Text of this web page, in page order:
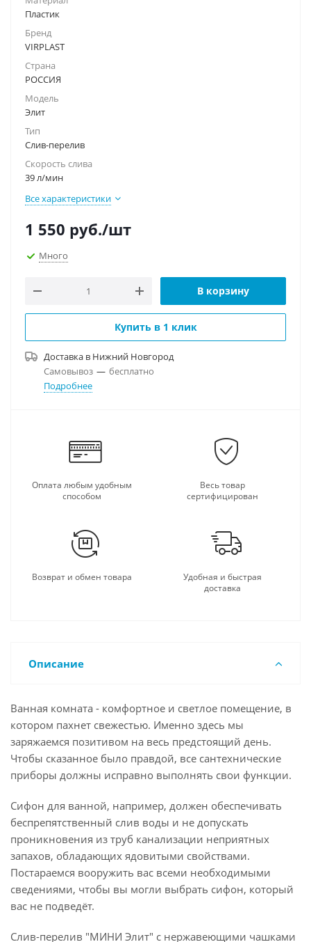
Пластик
Бренд
VIRPLAST
Страна
РОССИЯ
Модель
Элит
Тип
Слив-перелив
Скорость слива
39 л/мин
Все характеристики
1 550 руб./шт
Много
В корзину
Купить в 1 клик
Доставка в Нижний Новгород
Самовывоз — бесплатно
Подробнее
Оплата любым удобным
способом
Весь товар
сертифицирован
Возврат и обмен товара
Удобная и быстрая
доставка
Описание
Ванная комната - комфортное и светлое помещение, в
котором пахнет свежестью. Именно здесь мы
заряжаемся позитивом на весь предстоящий день.
Чтобы сказанное было правдой, все сантехнические
приборы должны исправно выполнять свои функции.
Сифон для ванной, например, должен обеспечивать
беспрепятственный слив воды и не допускать
проникновения из труб канализации неприятных
запахов, обладающих ядовитыми свойствами.
Постараемся вооружить вас всеми необходимыми
сведениями, чтобы вы могли выбрать сифон, который
вас не подведёт.
Слив-перелив "МИНИ Элит" с нержавеющими чашками